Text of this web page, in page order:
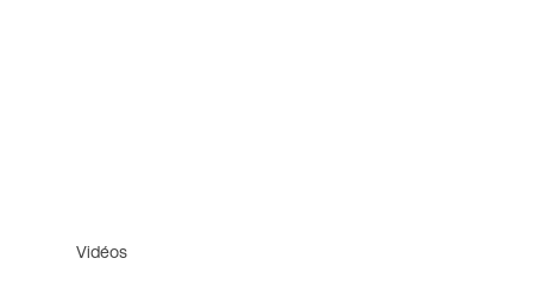
Vidéos